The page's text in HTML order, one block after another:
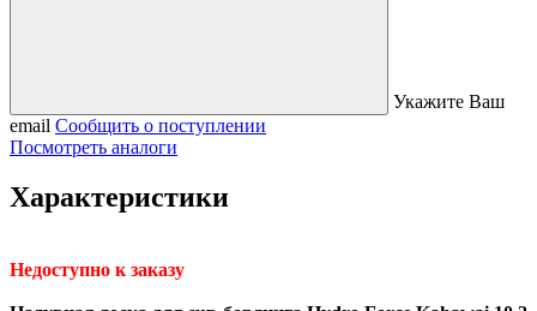
Укажите Ваш
email Сообщить о поступлении
Посмотреть аналоги
Характеристики
Недоступно к заказу